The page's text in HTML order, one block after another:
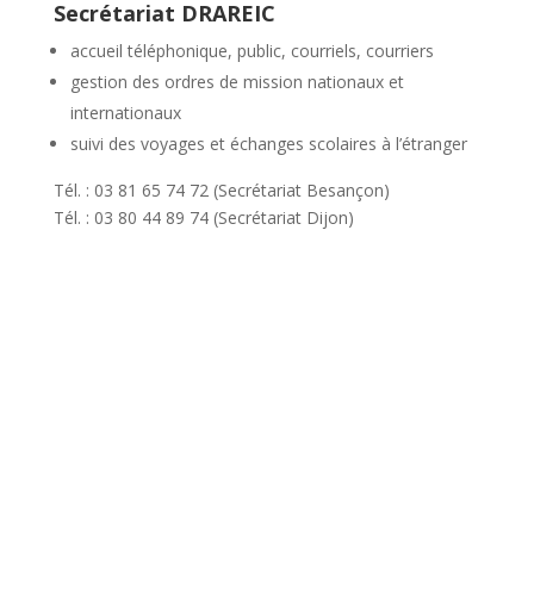
Secrétariat DRAREIC
accueil téléphonique, public, courriels, courriers
gestion des ordres de mission nationaux et
internationaux
suivi des voyages et échanges scolaires à l’étranger
Tél. : 03 81 65 74 72 (Secrétariat Besançon)
Tél. : 03 80 44 89 74 (Secrétariat Dijon)